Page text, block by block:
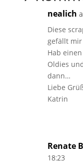
nealich
Diese
gefällt
Hab
Oldies
dann…
Liebe
Katrin
Renate
18:23